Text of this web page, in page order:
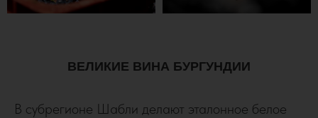
ВЕЛИКИЕ ВИНА БУРГУНДИИ
В субрегионе Шабли делают эталонное белое